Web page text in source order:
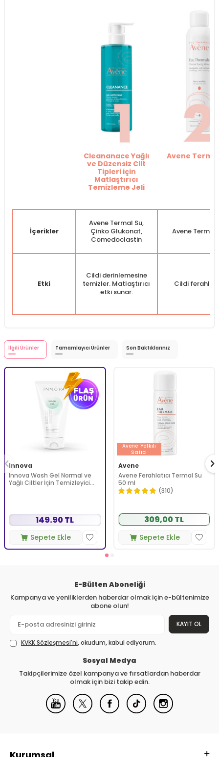
Cleananace Yağlı
ve Düzensiz Cilt
Tipleri için
Matlaştırıcı
Temizleme Jeli
Avene
İçerikler
Avene Termal Su,
Çinko Glukonat,
Comedoclastin
Avene Termal
Etki
Cildi derinlemesine
temizler. Matlaştırıcı
etki sunar.
Cildi
İlgili Ürünler Tamamlayıcı Ürünler Son Baktıklarınız
Innova
Innova Wash Gel Normal ve
Yağlı Ciltler İçin Temizleyici
149.90 TL
Sepete Ekle
Avene Yetkili
Satıcı
Avene
Avene Ferahlatıcı Termal Su
50 ml
(310)
309,00 TL
Sepete Ekle
E-Bülten Aboneliği
Kampanya ve yeniliklerden haberdar olmak için e-bültenimize
abone olun!
KAYIT OL
KVKK Sözleşmesi'ni, okudum, kabul ediyorum.
Sosyal Medya
Takipçilerimize özel kampanya ve fırsatlardan haberdar
olmak için bizi takip edin.